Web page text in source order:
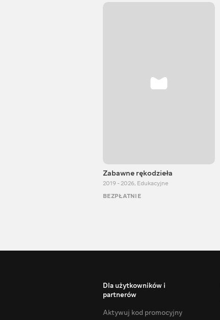
Zabawne rękodzieła
2019 - 2026, Edukacyjne
BEZPŁATNIE
Dla użytkowników i
partnerów
Aktywuj kod promocyjny